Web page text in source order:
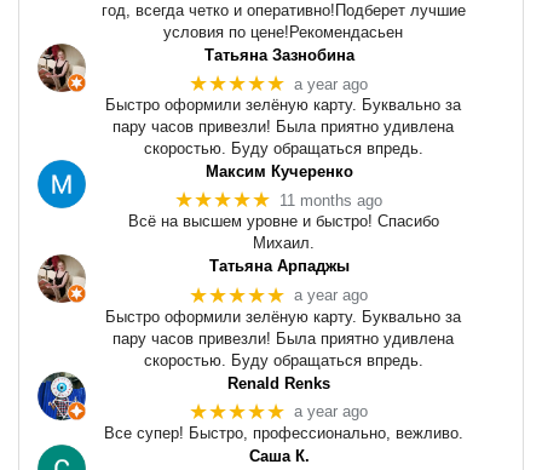
год, всегда четко и оперативно!Подберет лучшие
условия по цене!Рекомендасьен
Татьяна Зазнобина
★★★★★ a year ago
Быстро оформили зелёную карту. Буквально за
пару часов привезли! Была приятно удивлена
скоростью. Буду обращаться впредь.
Максим Кучеренко
★★★★★ 11 months ago
Всё на высшем уровне и быстро! Спасибо
Михаил.
Татьяна Арпаджы
★★★★★ a year ago
Быстро оформили зелёную карту. Буквально за
пару часов привезли! Была приятно удивлена
скоростью. Буду обращаться впредь.
Renald Renks
★★★★★ a year ago
Все супер! Быстро, профессионально, вежливо.
Саша К.